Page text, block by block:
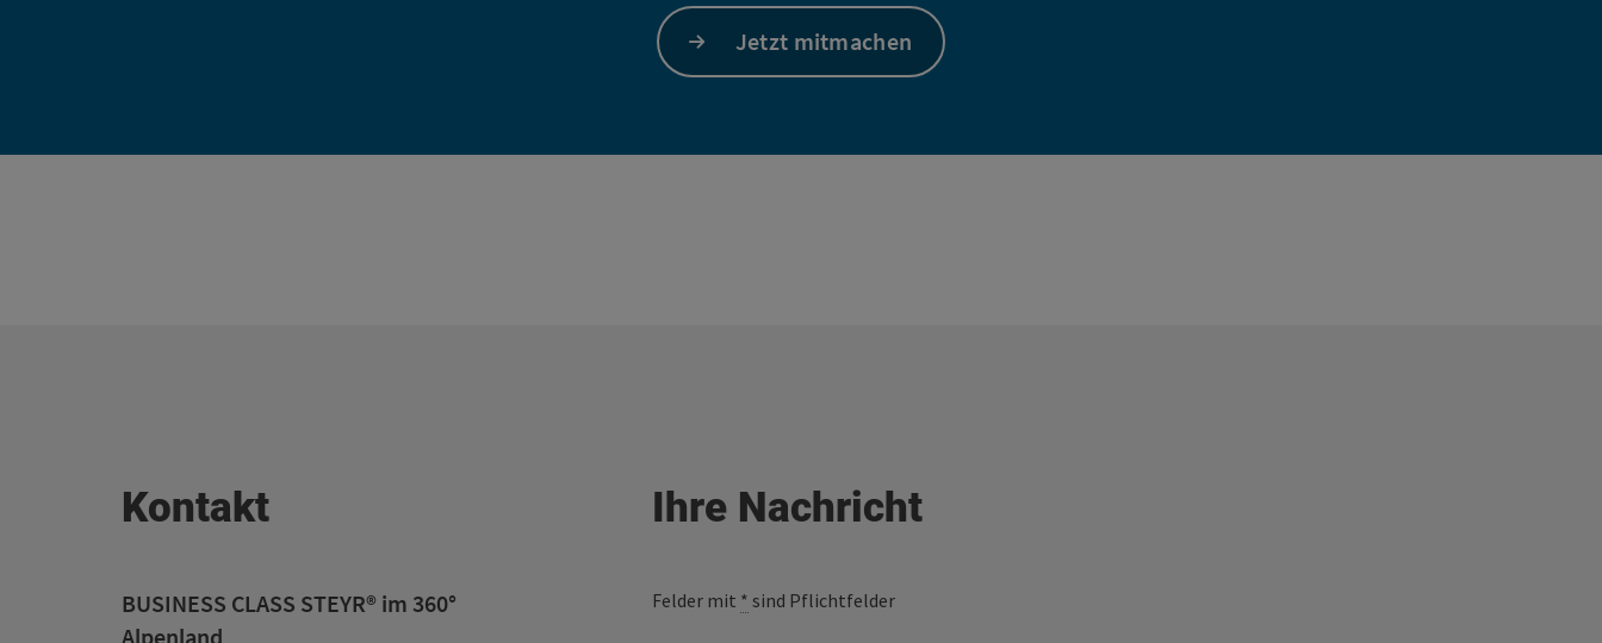
Jetzt mitmachen
Kontakt
BUSINESS CLASS STEYR® im 360°
Alpenland
Ihre Nachricht
Felder mit * sind Pflichtfelder